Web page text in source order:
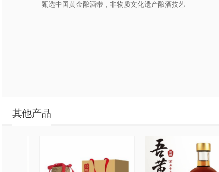
甄选中国黄金酿酒带，非物质文化遗产酿酒技艺
其他产品